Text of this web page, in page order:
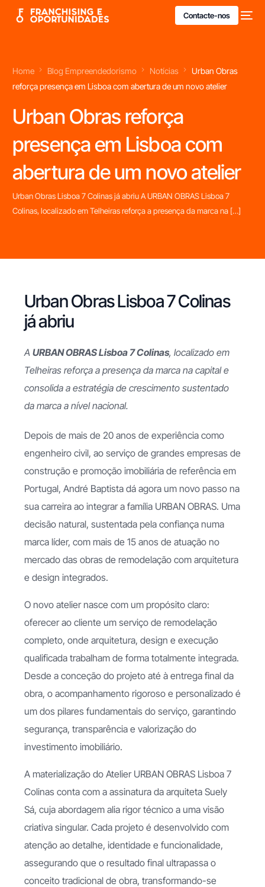
Contacte-nos
Home Blog Empreendedorismo Notícias
Urban Obras
reforça presença em Lisboa com abertura de um novo atelier
Urban Obras reforça
presença em Lisboa com
abertura de um novo atelier
Urban Obras Lisboa 7 Colinas já abriu A URBAN OBRAS Lisboa 7
Colinas, localizado em Telheiras reforça a presença da marca na […]
Urban Obras Lisboa 7 Colinas
já abriu
A URBAN OBRAS Lisboa 7 Colinas, localizado em
Telheiras reforça a presença da marca na capital e
consolida a estratégia de crescimento sustentado
da marca a nível nacional.
Depois de mais de 20 anos de experiência como
engenheiro civil, ao serviço de grandes empresas de
construção e promoção imobiliária de referência em
Portugal, André Baptista dá agora um novo passo na
sua carreira ao integrar a família URBAN OBRAS. Uma
decisão natural, sustentada pela confiança numa
marca líder, com mais de 15 anos de atuação no
mercado das obras de remodelação com arquitetura
e design integrados.
O novo atelier nasce com um propósito claro:
oferecer ao cliente um serviço de remodelação
completo, onde arquitetura, design e execução
qualificada trabalham de forma totalmente integrada.
Desde a conceção do projeto até à entrega final da
obra, o acompanhamento rigoroso e personalizado é
um dos pilares fundamentais do serviço, garantindo
segurança, transparência e valorização do
investimento imobiliário.
A materialização do Atelier URBAN OBRAS Lisboa 7
Colinas conta com a assinatura da arquiteta Suely
Sá, cuja abordagem alia rigor técnico a uma visão
criativa singular. Cada projeto é desenvolvido com
atenção ao detalhe, identidade e funcionalidade,
assegurando que o resultado final ultrapassa o
conceito tradicional de obra, transformando-se